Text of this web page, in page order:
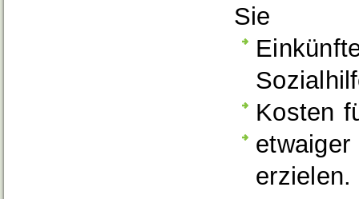
Sie
Kosten
etwaiger
erzielen.